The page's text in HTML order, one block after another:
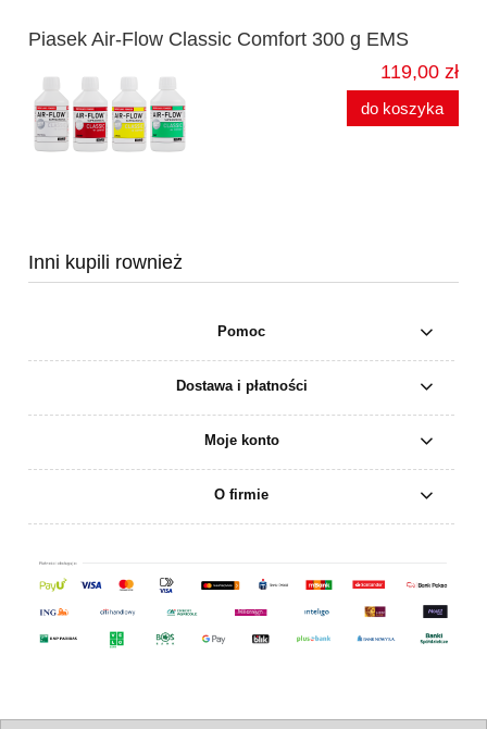
Piasek Air-Flow Classic Comfort 300 g EMS
119,00 zł
do koszyka
Inni kupili rownież
Pomoc
Dostawa i płatności
Moje konto
O firmie